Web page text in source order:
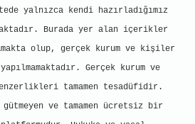
yalnızca kendi hazırladığımız
Burada yer alan içerikler
olup, gerçek kurum ve kişiler
Gerçek kurum ve
tamamen tesadüfidir.
ve tamamen ücretsiz bir